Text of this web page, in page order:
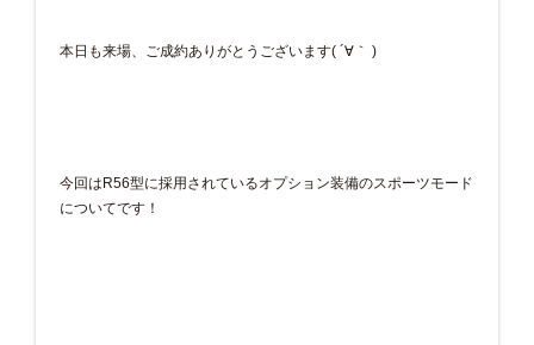
本日も来場、ご成約ありがとうございます( ´∀｀ )
今回はR56型に採用されているオプション装備のスポーツモード
についてです！